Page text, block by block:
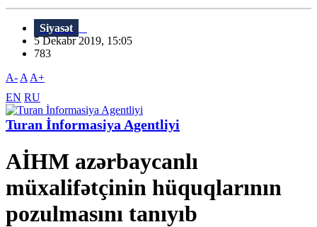
Siyasət
5 Dekabr 2019, 15:05
783
A- A A+
EN RU
Turan İnformasiya Agentliyi
AİHM azərbaycanlı
müxalifətçinin hüquqlarının
pozulmasını tanıyıb